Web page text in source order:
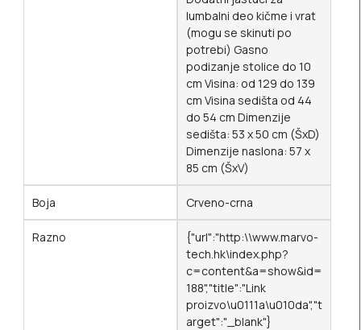
lumbalni deo kičme i vrat
(mogu se skinuti po
potrebi) Gasno
podizanje stolice do 10
cm Visina: od 129 do 139
cm Visina sedišta od 44
do 54 cm Dimenzije
sedišta: 53 x 50 cm (ŠxD)
Dimenzije naslona: 57 x
85 cm (ŠxV)
Boja Crveno-crna
Razno
{"url":"http:\\www.marvo-
tech.hk\index.php?
c=content&a=show&id=
188","title":"Link
proizvo\u0111a\u010da","t
arget":"_blank"}